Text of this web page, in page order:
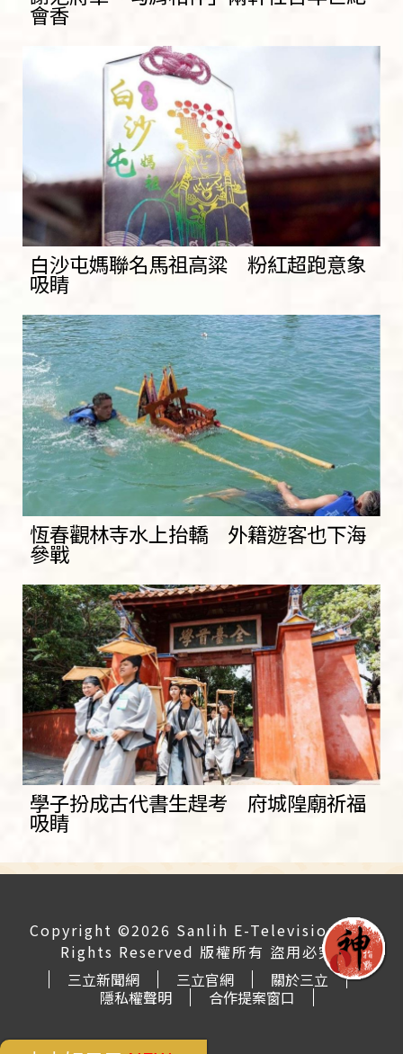
會香
白沙屯媽聯名馬祖高粱 粉紅超跑意象
吸睛
恆春觀林寺水上抬轎 外籍遊客也下海
參戰
學子扮成古代書生趕考 府城隍廟祈福
吸睛
Copyright ©2026 Sanlih E-Television All
Rights Reserved 版權所有 盜用必究
三立新聞網
三立官網
關於三立
隱私權聲明
合作提案窗口